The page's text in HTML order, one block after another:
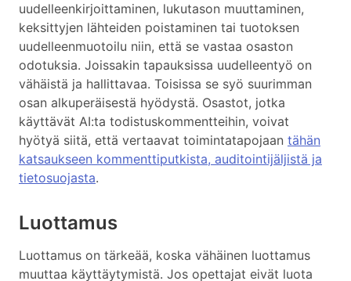
uudelleenkirjoittaminen, lukutason muuttaminen,
keksittyjen lähteiden poistaminen tai tuotoksen
uudelleenmuotoilu niin, että se vastaa osaston
odotuksia. Joissakin tapauksissa uudelleentyö on
vähäistä ja hallittavaa. Toisissa se syö suurimman
osan alkuperäisestä hyödystä. Osastot, jotka
käyttävät AI:ta todistuskommentteihin, voivat
hyötyä siitä, että vertaavat toimintatapojaan tähän
katsaukseen kommenttiputkista, auditointijäljistä ja
tietosuojasta.
Luottamus
Luottamus on tärkeää, koska vähäinen luottamus
muuttaa käyttäytymistä. Jos opettajat eivät luota